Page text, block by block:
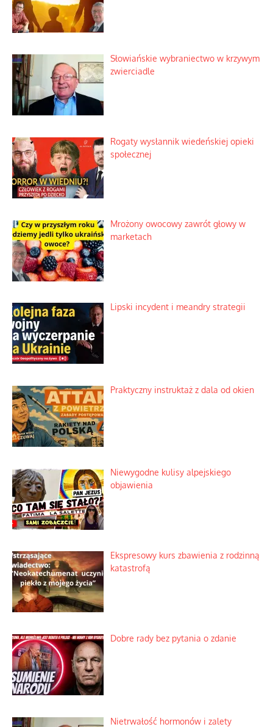
Słowiańskie wybraniectwo w krzywym
zwierciadle
Rogaty wysłannik wiedeńskiej opieki
społecznej
Mrożony owocowy zawrót głowy w
marketach
Lipski incydent i meandry strategii
Praktyczny instruktaż z dala od okien
Niewygodne kulisy alpejskiego
objawienia
Ekspresowy kurs zbawienia z rodzinną
katastrofą
Dobre rady bez pytania o zdanie
Nietrwałość hormonów i zalety